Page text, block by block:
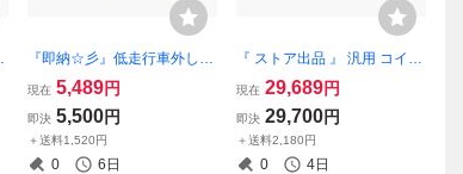
『即納☆彡』低走行車外し
純正品 TOYOTA ZN8 GR86
ノーマル オイルクーラー FA
24 スバル ZD8 BRZ SUBAR
U 補修用 交換用 車検戻し
現在 5,489円
即決 5,500円
＋送料1,520円
0 6日
『 ストア出品 』 汎用 コイル
オーバーショック サス ネジ
式 車高調 4本 固着無し！
現在 29,689円
即決 29,700円
＋送料2,180円
0 4日